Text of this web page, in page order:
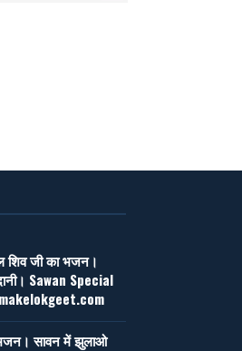
शिव जी का भजन।
Sawan Special
सावन में झुलाओ